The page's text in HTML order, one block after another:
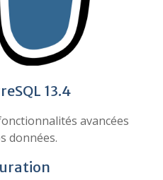
13.4
avancées
données.